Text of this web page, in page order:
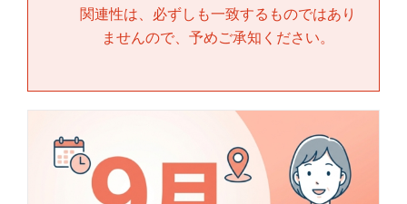
関連性は、必ずしも一致するものではあり
ませんので、予めご承知ください。